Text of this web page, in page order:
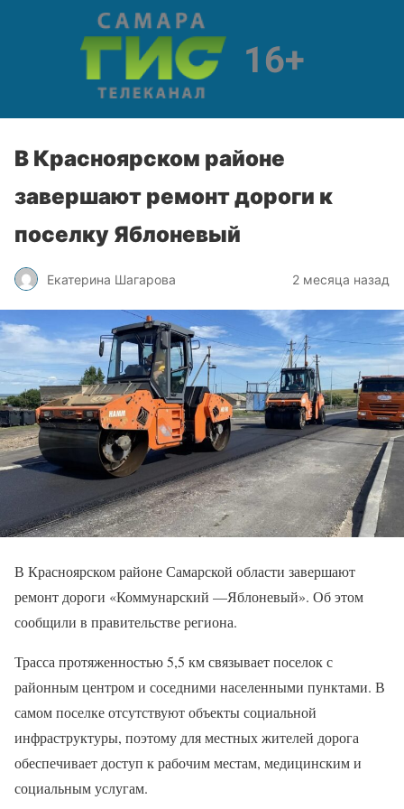
В Красноярском районе
завершают ремонт дороги к
поселку Яблоневый
Екатерина Шагарова 2 месяца назад
В Красноярском районе Самарской области завершают
ремонт дороги «Коммунарский —Яблоневый». Об этом
сообщили в правительстве региона.
Трасса протяженностью 5,5 км связывает поселок с
районным центром и соседними населенными пунктами. В
самом поселке отсутствуют объекты социальной
инфраструктуры, поэтому для местных жителей дорога
обеспечивает доступ к рабочим местам, медицинским и
социальным услугам.